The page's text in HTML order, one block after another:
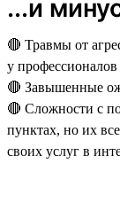
...и
🔴 Травмы от
у
🔴 Завышенные
🔴 Сложности с
пунктах, но их
своих услуг в